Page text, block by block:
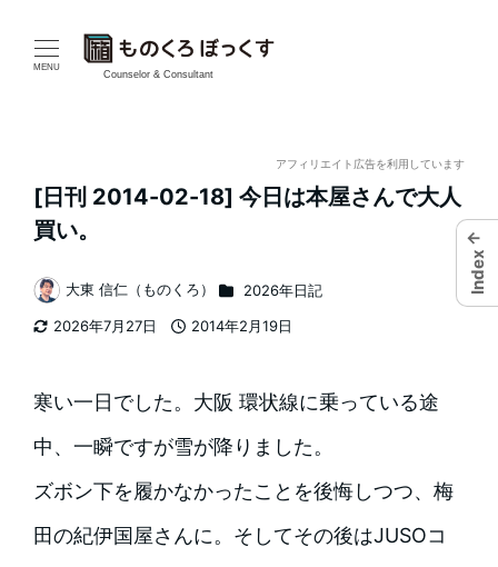
MENU
Counselor & Consultant
アフィリエイト広告を利用しています
[日刊 2014-02-18] 今日は本屋さんで大人
買い。
2026年7月27日
2014年2月19日
著
者
大東 信仁（ものくろ） カテゴリー
2026年日記
寒い一日でした。大阪 環状線に乗っている途
中、一瞬ですが雪が降りました。
ズボン下を履かなかったことを後悔しつつ、梅
田の紀伊国屋さんに。そしてその後はJUSOコ
←
Index